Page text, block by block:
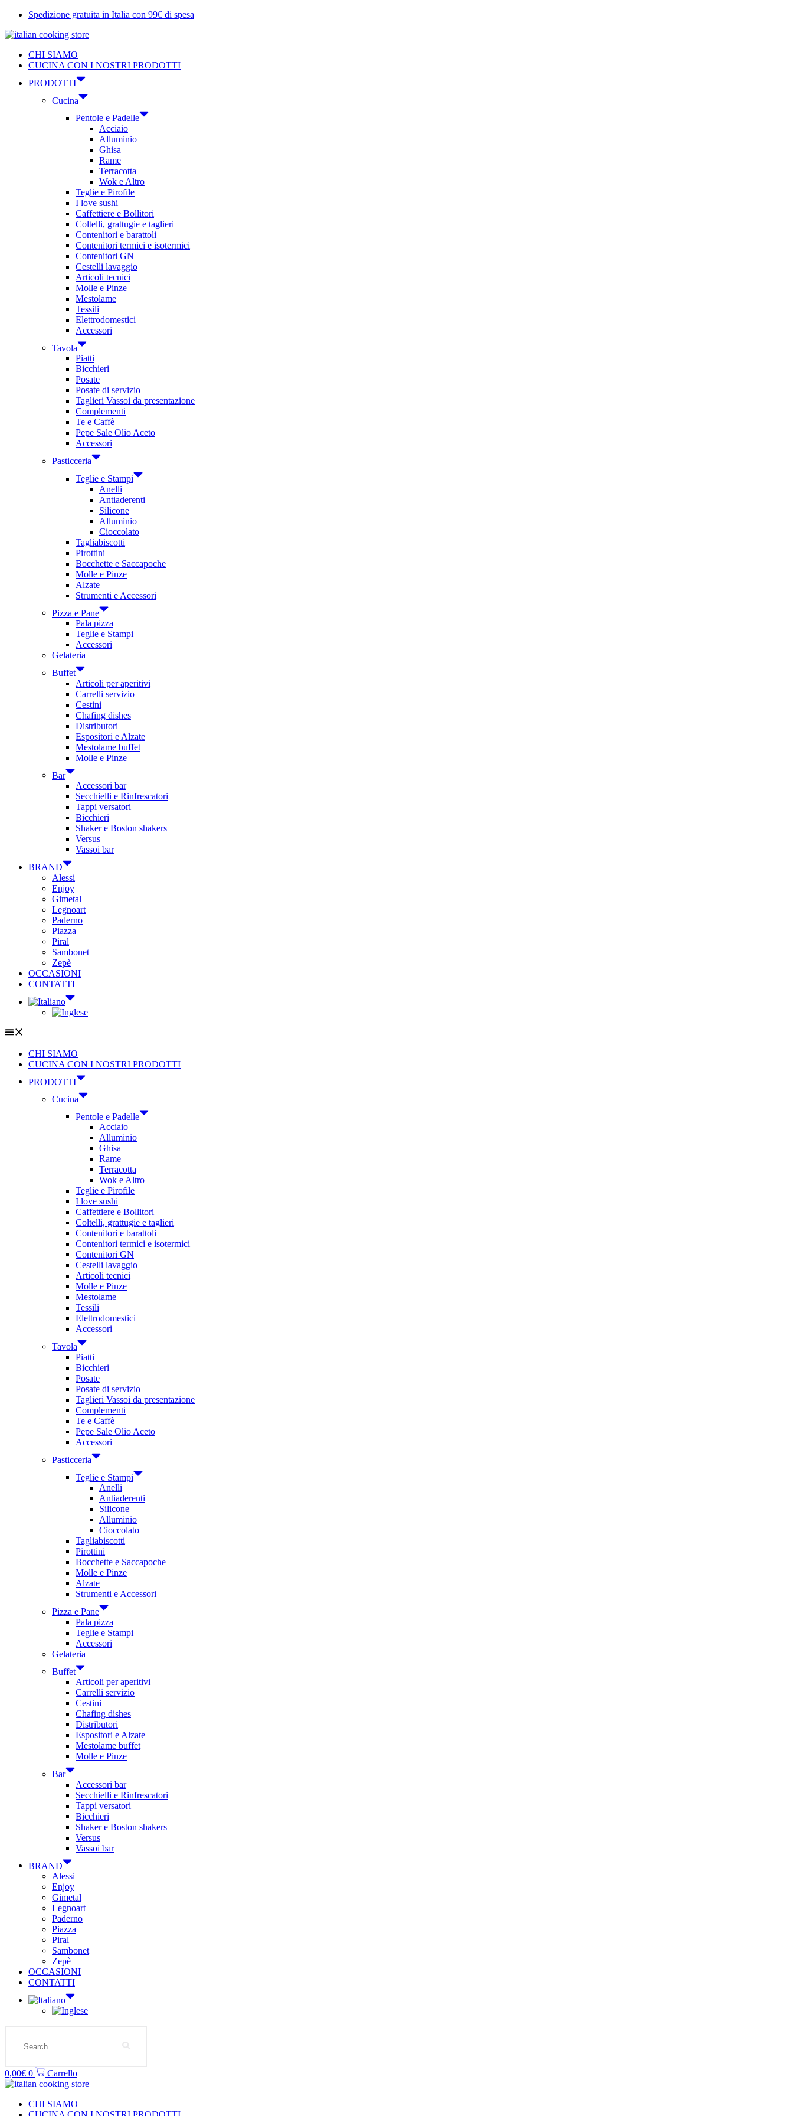
contenuto
Spedizione gratuita in Italia con 99€ di spesa
CHI SIAMO
CUCINA CON I NOSTRI PRODOTTI
PRODOTTI
Cucina
Pentole e Padelle
Acciaio
Alluminio
Ghisa
Rame
Terracotta
Wok e Altro
Teglie e Pirofile
I love sushi
Caffettiere e Bollitori
Coltelli, grattugie e taglieri
Contenitori e barattoli
Contenitori termici e isotermici
Contenitori GN
Cestelli lavaggio
Articoli tecnici
Molle e Pinze
Mestolame
Tessili
Elettrodomestici
Accessori
Tavola
Piatti
Bicchieri
Posate
Posate di servizio
Taglieri Vassoi da presentazione
Complementi
Te e Caffè
Pepe Sale Olio Aceto
Accessori
Pasticceria
Teglie e Stampi
Anelli
Antiaderenti
Silicone
Alluminio
Cioccolato
Tagliabiscotti
Pirottini
Bocchette e Saccapoche
Molle e Pinze
Alzate
Strumenti e Accessori
Pizza e Pane
Pala pizza
Teglie e Stampi
Accessori
Gelateria
Buffet
Articoli per aperitivi
Carrelli servizio
Cestini
Chafing dishes
Distributori
Espositori e Alzate
Mestolame buffet
Molle e Pinze
Bar
Accessori bar
Secchielli e Rinfrescatori
Tappi versatori
Bicchieri
Shaker e Boston shakers
Versus
Vassoi bar
BRAND
Alessi
Enjoy
Gimetal
Legnoart
Paderno
Piazza
Piral
Sambonet
Zepè
OCCASIONI
CONTATTI
CHI SIAMO
CUCINA CON I NOSTRI PRODOTTI
PRODOTTI
Cucina
Pentole e Padelle
Acciaio
Alluminio
Ghisa
Rame
Terracotta
Wok e Altro
Teglie e Pirofile
I love sushi
Caffettiere e Bollitori
Coltelli, grattugie e taglieri
Contenitori e barattoli
Contenitori termici e isotermici
Contenitori GN
Cestelli lavaggio
Articoli tecnici
Molle e Pinze
Mestolame
Tessili
Elettrodomestici
Accessori
Tavola
Piatti
Bicchieri
Posate
Posate di servizio
Taglieri Vassoi da presentazione
Complementi
Te e Caffè
Pepe Sale Olio Aceto
Accessori
Pasticceria
Teglie e Stampi
Anelli
Antiaderenti
Silicone
Alluminio
Cioccolato
Tagliabiscotti
Pirottini
Bocchette e Saccapoche
Molle e Pinze
Alzate
Strumenti e Accessori
Pizza e Pane
Pala pizza
Teglie e Stampi
Accessori
Gelateria
Buffet
Articoli per aperitivi
Carrelli servizio
Cestini
Chafing dishes
Distributori
Espositori e Alzate
Mestolame buffet
Molle e Pinze
Bar
Accessori bar
Secchielli e Rinfrescatori
Tappi versatori
Bicchieri
Shaker e Boston shakers
Versus
Vassoi bar
BRAND
Alessi
Enjoy
Gimetal
Legnoart
Paderno
Piazza
Piral
Sambonet
Zepè
OCCASIONI
CONTATTI
0,00€ 0 Carrello
CHI SIAMO